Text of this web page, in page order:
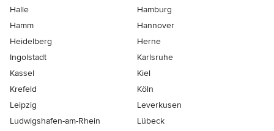
Halle
Hamburg
Hamm
Hannover
Heidelberg
Herne
Ingolstadt
Karlsruhe
Kassel
Kiel
Krefeld
Köln
Leipzig
Leverkusen
Ludwigshafen-am-Rhein
Lübeck